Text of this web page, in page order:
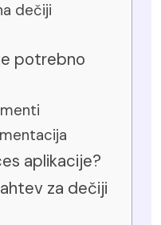
dečiji
potrebno
aplikacije?
za dečiji